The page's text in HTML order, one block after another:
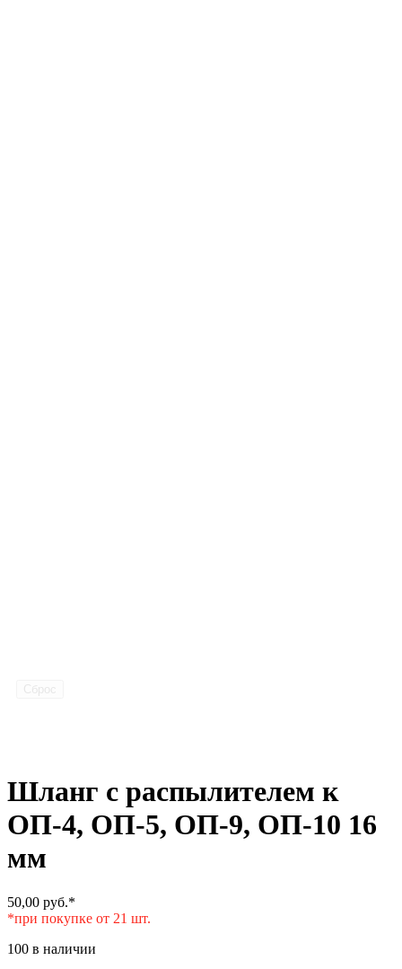
Шланг с распылителем к
ОП-4, ОП-5, ОП-9, ОП-10 16
мм
50,00 руб.*
*при покупке от 21 шт.
100 в наличии